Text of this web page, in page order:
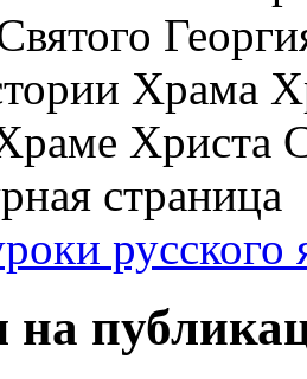
Храма
Христа
страница
русского
на